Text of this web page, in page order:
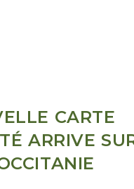
CARTE
ARRIVE